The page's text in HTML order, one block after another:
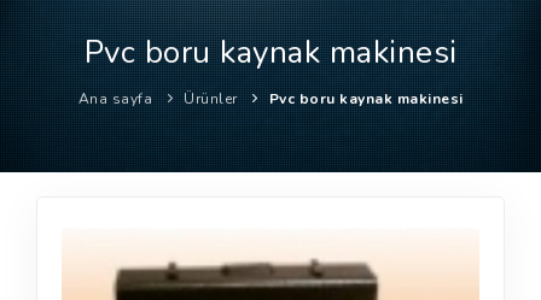
FIRMALAR
ÜRÜNLER
NASIL ÇALIŞIR?
Pvc boru kaynak makinesi
Ana sayfa Ürünler Pvc boru kaynak makinesi